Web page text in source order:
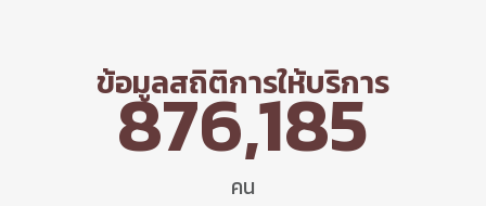
ข้อมูลสถิติการให้บริการ
คน
876,185